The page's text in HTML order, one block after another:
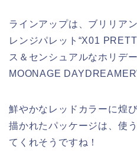
ラインアップは、ブリリア
レンジパレット“X01
ス＆センシュアルなホリデ
MOONAGE
鮮やかなレッドカラーに煌
描かれたパッケージは、使
てくれそうですね！